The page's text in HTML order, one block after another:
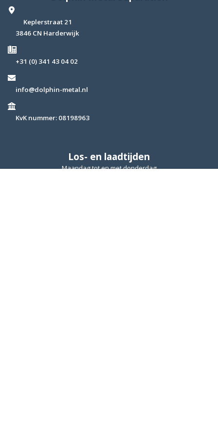
Keplerstraat 21
3846 CN Harderwijk
+31 (0) 341 43 04 02
info@dolphin-metal.nl
KvK nummer: 08198963
Los- en laadtijden
Maandag tot en met donderdag